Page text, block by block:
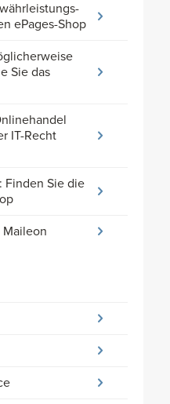
ePages-Shop
Sie das
IT-Recht
Finden Sie die